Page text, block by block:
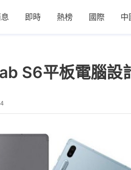
即時 熱榜 國際 中
S6平板電腦設